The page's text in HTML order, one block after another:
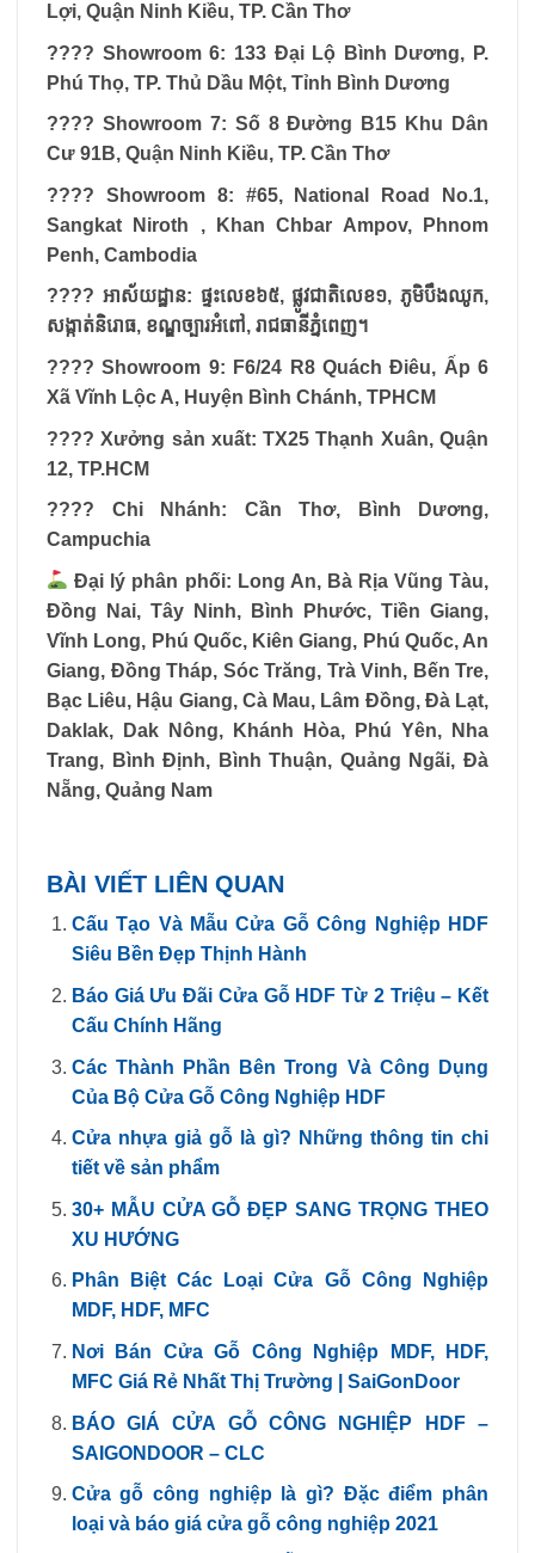
Lợi, Quận Ninh Kiều, TP. Cần Thơ
???? Showroom 6: 133 Đại Lộ Bình Dương, P.
Phú Thọ, TP. Thủ Dầu Một, Tỉnh Bình Dương
???? Showroom 7: Số 8 Đường B15 Khu Dân
Cư 91B, Quận Ninh Kiều, TP. Cần Thơ
???? Showroom 8: #65, National Road No.1,
Sangkat Niroth , Khan Chbar Ampov, Phnom
Penh, Cambodia
???? អាស័យដ្ឋាន: ផ្ទះលេខ៦៥,ផ្លូវជាតិលេខ១, ភូមិបឹងឈូក,
សង្កាត់និរោធ, ខណ្ឌច្បារអំពៅ, រាជធានីភ្នំពេញ។
???? Showroom 9: F6/24 R8 Quách Điêu, Ấp 6
Xã Vĩnh Lộc A, Huyện Bình Chánh, TPHCM
???? Xưởng sản xuất: TX25 Thạnh Xuân, Quận
12, TP.HCM
???? Chi Nhánh: Cần Thơ, Bình Dương,
Campuchia
Đại lý phân phối: Long An, Bà Rịa Vũng Tàu,
Đồng Nai, Tây Ninh, Bình Phước, Tiền Giang,
Vĩnh Long, Phú Quốc, Kiên Giang, Phú Quốc, An
Giang, Đồng Tháp, Sóc Trăng, Trà Vinh, Bến Tre,
Bạc Liêu, Hậu Giang, Cà Mau, Lâm Đồng, Đà Lạt,
Daklak, Dak Nông, Khánh Hòa, Phú Yên, Nha
Trang, Bình Định, Bình Thuận, Quảng Ngãi, Đà
Nẵng, Quảng Nam
BÀI VIẾT LIÊN QUAN
Cấu Tạo Và Mẫu Cửa Gỗ Công Nghiệp HDF
Siêu Bền Đẹp Thịnh Hành
Báo Giá Ưu Đãi Cửa Gỗ HDF Từ 2 Triệu – Kết
Cấu Chính Hãng
Các Thành Phần Bên Trong Và Công Dụng
Của Bộ Cửa Gỗ Công Nghiệp HDF
Cửa nhựa giả gỗ là gì? Những thông tin chi
tiết về sản phẩm
30+ MẪU CỬA GỖ ĐẸP SANG TRỌNG THEO
XU HƯỚNG
Phân Biệt Các Loại Cửa Gỗ Công Nghiệp
MDF, HDF, MFC
Nơi Bán Cửa Gỗ Công Nghiệp MDF, HDF,
MFC Giá Rẻ Nhất Thị Trường | SaiGonDoor
BÁO GIÁ CỬA GỖ CÔNG NGHIỆP HDF –
SAIGONDOOR – CLC
Cửa gỗ công nghiệp là gì? Đặc điểm phân
loại và báo giá cửa gỗ công nghiệp 2021